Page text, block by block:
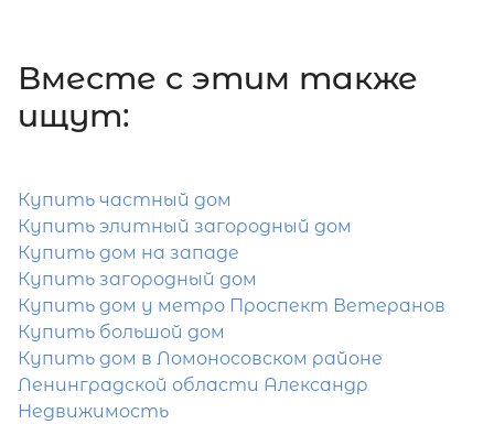
Ладожская Красногвардейский район
Затрудняетесь с выбором?
Мы поможем подобрать
сжатые сроки
Вместе c этим также
ищут:
Купить частный дом
Купить элитный загородный дом
Купить дом на западе
Купить загородный дом
Купить дом у метро Проспект Ветеранов
Купить большой дом
Купить дом в Ломоносовском районе
Ленинградской области Александр
Недвижимость